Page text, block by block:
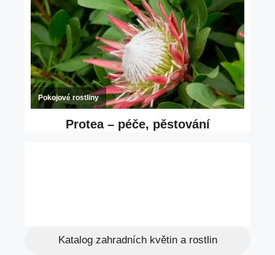
Katalog zahradních květin a rostlin